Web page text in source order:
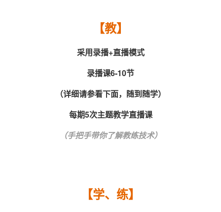
【教】
采用录播+直播模式
录播课6-10节
（详细请参看下面，随到随学）
每期5次主题教学直播课
（手把手带你了解教练技术）
【学、练】